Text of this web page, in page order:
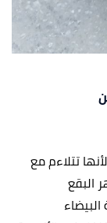
تتلاءم مع
البقع